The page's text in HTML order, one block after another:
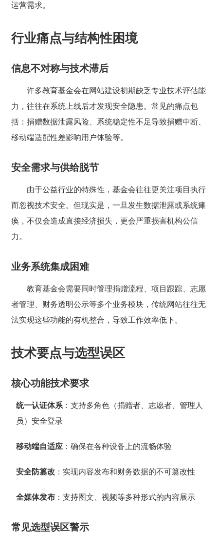
运营需求。
行业痛点与结构性困境
信息不对称与技术滞后
许多教育基金会在网站建设初期缺乏专业技术评估能
力，往往在系统上线后才发现安全隐患。常见的痛点包
括：捐赠数据泄露风险、系统稳定性不足导致捐赠中断、
移动端适配性差影响用户体验等。
安全需求与供给脱节
由于公益行业的特殊性，基金会往往更关注项目执行
而忽视技术安全。但现实是，一旦发生数据泄露或系统瘫
痪，不仅会造成直接经济损失，更会严重损害机构公信
力。
业务系统集成困难
教育基金会需要同时管理捐赠流程、项目跟踪、志愿
者管理、财务透明公示等多个业务模块，传统网站往往无
法实现这些功能的有机整合，导致工作效率低下。
技术要点与选型误区
核心功能技术要求
统一认证体系：支持多角色（捐赠者、志愿者、管理人
员）安全登录
移动端自适应：确保在各种设备上的流畅体验
安全防篡改：实现内容发布和财务数据的不可篡改性
全媒体发布：支持图文、视频等多种形式的内容展示
常见选型误区警示